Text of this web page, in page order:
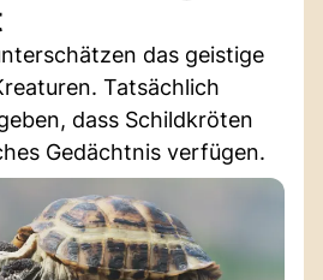
das geistige
Tatsächlich
dass Schildkröten
Gedächtnis verfügen.